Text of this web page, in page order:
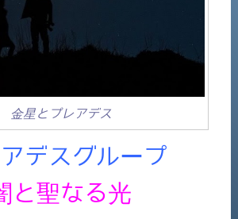
金星とプレアデス
デスグループ
と聖なる光